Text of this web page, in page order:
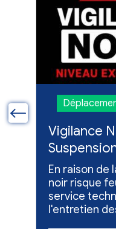
Vigilance
l'entretien
espaces
En raison de
noir risque
service
l'entretien